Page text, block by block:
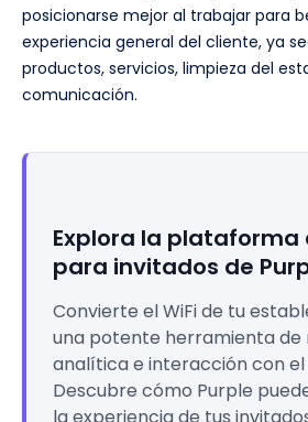
posicionarse mejor al trabajar para
experiencia general del cliente, ya
productos, servicios, limpieza del
comunicación.
Explora la plataforma
para invitados de
Convierte el WiFi de tu
una potente herramienta de
analítica e interacción con el
Descubre cómo Purple
la experiencia de tus